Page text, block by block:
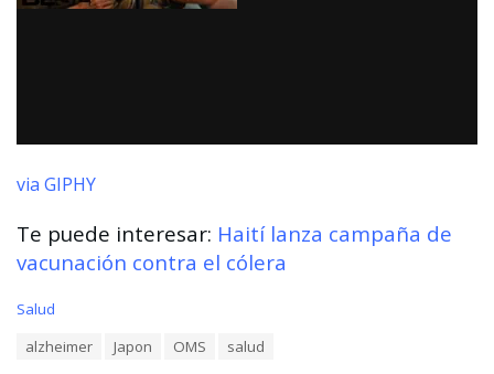
via GIPHY
Te puede interesar: Haití lanza campaña de
vacunación contra el cólera
C
Salud
alzheimer Japon OMS salud